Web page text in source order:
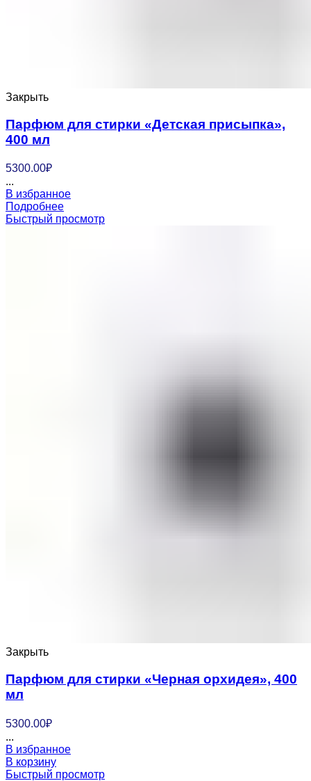
Закрыть
Парфюм для стирки «Детская присыпка»,
400 мл
5300.00₽
...
В избранное
Подробнее
Быстрый просмотр
Закрыть
Парфюм для стирки «Черная орхидея», 400
мл
5300.00₽
...
В избранное
В корзину
Быстрый просмотр